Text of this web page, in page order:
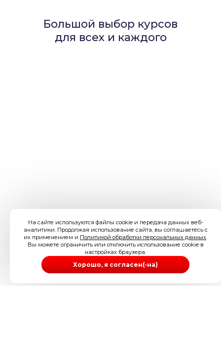
Большой выбор курсов
для всех и каждого
На сайте используются файлы cookie и передача данных веб-
аналитики. Продолжая использование сайта, вы соглашаетесь с
их применением и Политикой обработки персональных данных.
Вы можете ограничить или отключить использование cookie в
настройках браузера.
Хорошо, я согласен(-на)